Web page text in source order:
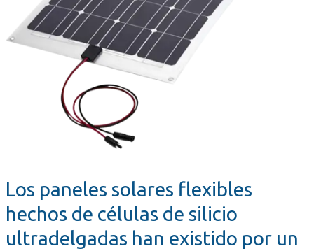
Los paneles solares flexibles
hechos de células de silicio
ultradelgadas han existido por un